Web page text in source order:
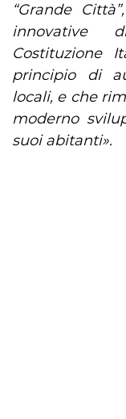
“Grande
innovative
Costituzione
principio di
locali, e che
moderno
suoi abitanti».